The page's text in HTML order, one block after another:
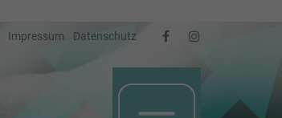
Impressum Datenschutz